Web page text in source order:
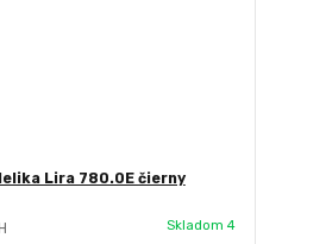
Lira 780.0E čierny
Skladom 4